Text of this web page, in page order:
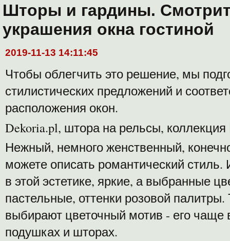
Шторы и гардины.
украшения окна гостиной
2019-11-13 14:11:45
Чтобы облегчить это решение, мы
стилистических предложений и
расположения окон.
Dekoria.pl, штора на рельсы,
Нежный, немного женственный,
можете описать романтический
в этой эстетике, яркие, а выбранные
пастельные, оттенки розовой
выбирают цветочный мотив - его чаще
подушках и шторах.